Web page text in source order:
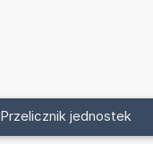
Przelicznik jednostek